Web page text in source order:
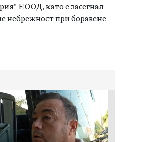
ЕООД, като е засегнал
небрежност при боравене